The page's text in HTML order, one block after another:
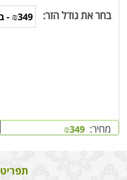
בחר את גודל הזר:
מחיר: ₪349
תפריט